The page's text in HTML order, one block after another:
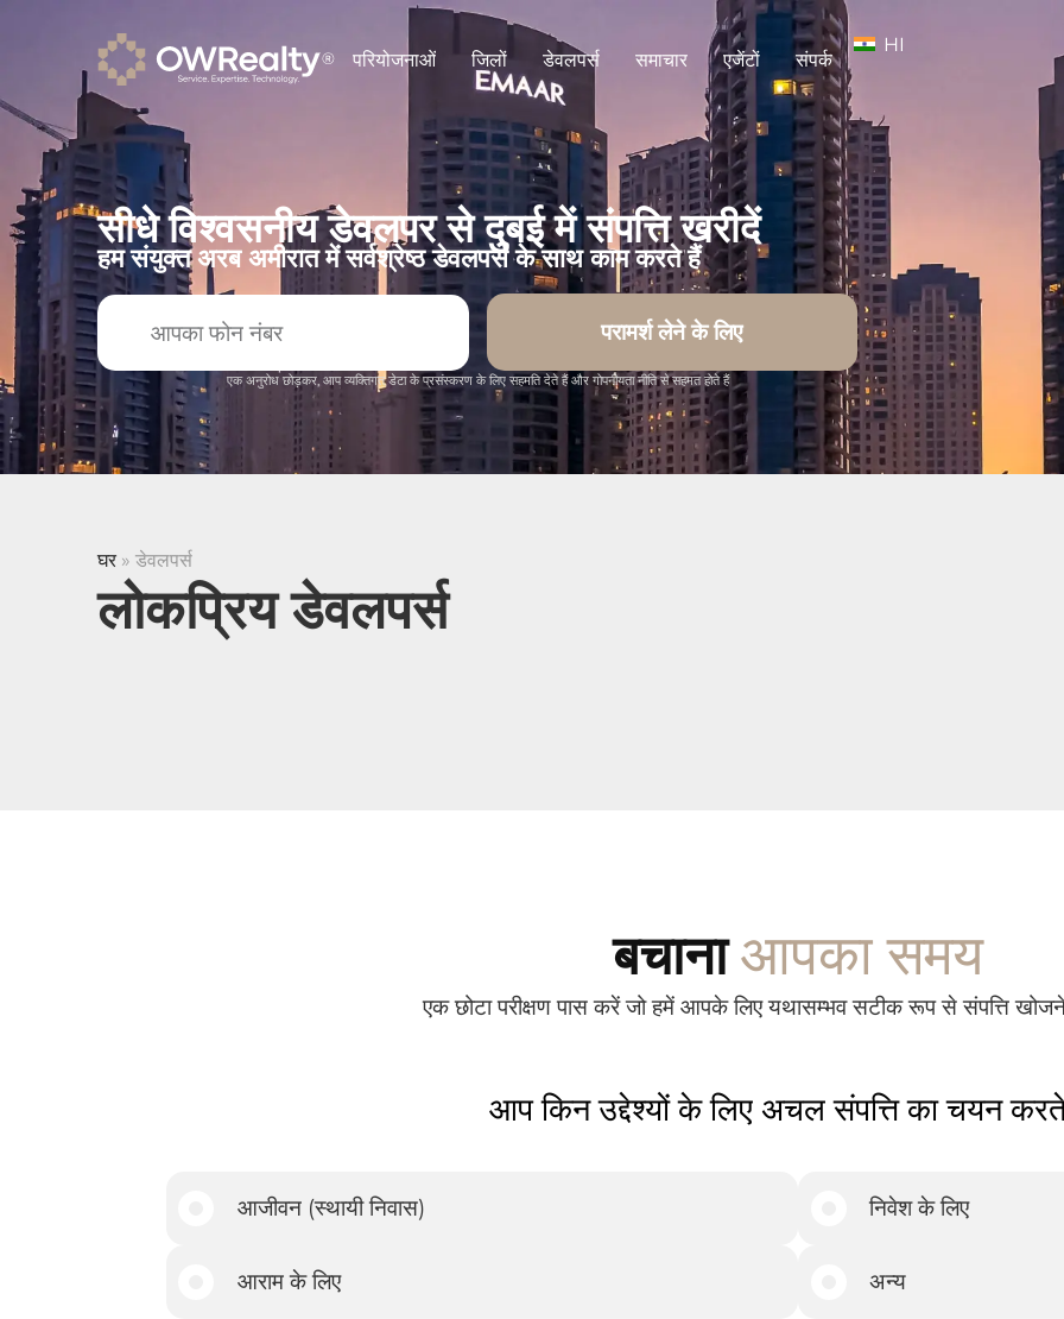
परियोजनाओं जिलों डेवलपर्स समाचार एजेंटों संपर्क
HI
सीधे विश्वसनीय डेवलपर से दुबई में संपत्ति खरीदें
हम संयुक्त अरब अमीरात में सर्वश्रेष्ठ डेवलपर्स के साथ काम करते हैं
परामर्श लेने के लिए
एक अनुरोध छोड़कर, आप व्यक्तिगत डेटा के प्रसंस्करण के लिए सहमति देते हैं और गोपनीयता नीति से सहमत होते हैं
घर » डेवलपर्स
लोकप्रिय डेवलपर्स
बचानाआपका समय
एक छोटा परीक्षण पास करें जो हमें आपके लिए यथासम्भव सटीक रूप से संपत्ति
आप किन उद्देश्यों के लिए अचल संपत्ति का चयन
आजीवन (स्थायी निवास) निवेश के लिए
आराम के लिए अन्य